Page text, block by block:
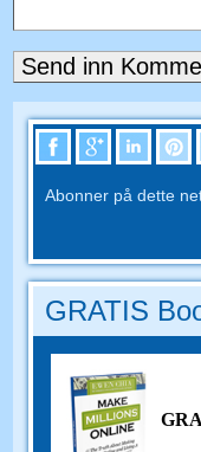
Abonner på dette
GRATIS